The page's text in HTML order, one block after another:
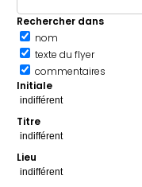
Rechercher dans
nom
texte du flyer
commentaires
Initiale
Titre
Lieu